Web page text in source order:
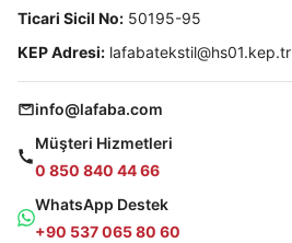
Ticari Sicil No: 50195-95
KEP Adresi: lafabatekstil@hs01.kep.tr
info@lafaba.com
Müşteri Hizmetleri
0 850 840 44 66
WhatsApp Destek
+90 537 065 80 60